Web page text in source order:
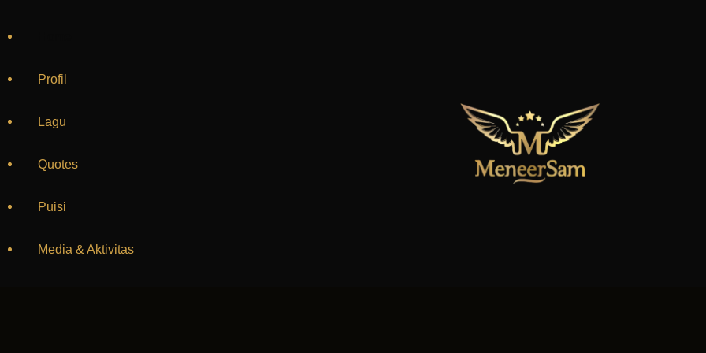
Profil
Lagu
Quotes
Puisi
Media & Aktivitas